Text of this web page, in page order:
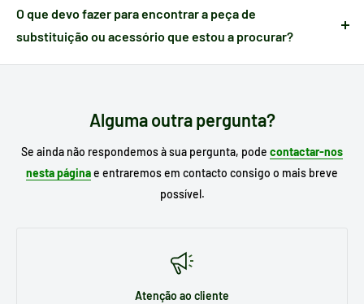
transporte,dispõe de 24 horas a partir do momento da
receção
para nos notificar e poder gerir a ocorrência.
O que devo fazer para encontrar a peça de
substituição ou acessório que estou a procurar?
Escreva no motor de busca do nosso site omodelo do seu
Alguma outra pergunta?
Se ainda não respondemos à sua pergunta, pode contactar-nos
nesta páginae entraremos em contacto consigo o mais breve
possível.
Atenção ao cliente